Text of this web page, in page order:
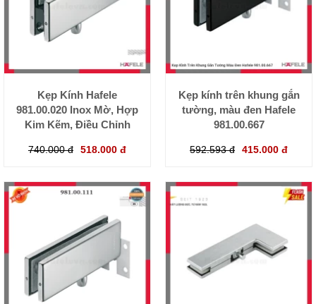
Kẹp Kính Hafele
981.00.020 Inox Mờ, Hợp
Kim Kẽm, Điều Chỉnh
740.000 đ 518.000 đ
Kẹp kính trên khung gắn
tường, màu đen Hafele
981.00.667
592.593 đ 415.000 đ